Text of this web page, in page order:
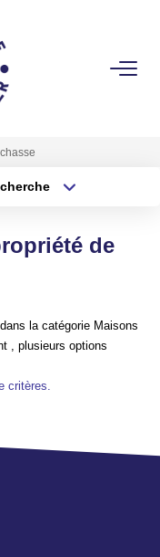
min
de
la catégorie Maisons
, plusieurs options
critères.